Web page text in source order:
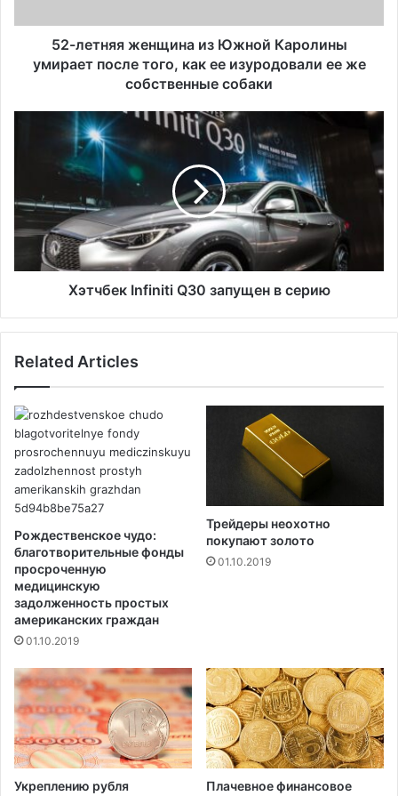
я
Ю
ж
а
о
н
ы
у
м
и
р
а
е
т
п
о
с
л
т
г
о
,
к
а
52-летняя женщина из Южной Каролины
умирает после того, как ее изуродовали ее же
собственные собаки
е
к
n
t
3
0
з
а
п
у
щ
е
н
в
с
е
р
ю
Хэтчбек Infiniti Q30 запущен в серию
Related Articles
Рождественское чудо:
благотворительные фонды
просроченную
медицинскую
задолженность простых
американских граждан
01.10.2019
Трейдеры неохотно
покупают золото
01.10.2019
Укреплению рубля
Плачевное финансовое